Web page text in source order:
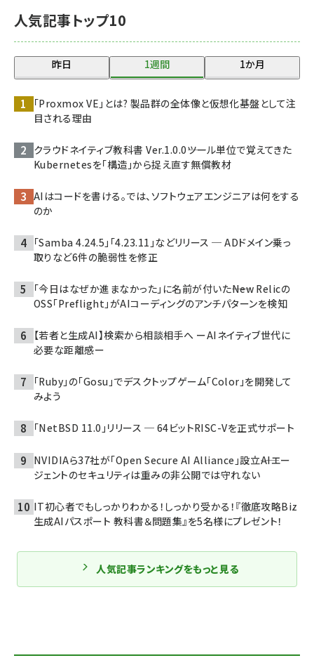
人気記事トップ10
昨日 1週間 1か月
「Proxmox VE」とは? 製品群の全体像と仮想化基盤として注
目される理由
クラウドネイティブ教科書 Ver.1.0.0――ツール単位で覚えてきた
Kubernetesを「構造」から捉え直す無償教材
AIはコードを書ける。では、ソフトウェアエンジニアは何をする
のか
「Samba 4.24.5」「4.23.11」などリリース ─ ADドメイン乗っ
取りなど6件の脆弱性を修正
「今日はなぜか進まなかった」に名前が付いた――New Relicの
OSS「Preflight」がAIコーディングのアンチパターンを検知
【若者と生成AI】検索から相談相手へ ーAIネイティブ世代に
必要な距離感ー
「Ruby」の「Gosu」でデスクトップゲーム「Color」を開発して
みよう
「NetBSD 11.0」リリース ─ 64ビットRISC-Vを正式サポート
NVIDIAら37社が「Open Secure AI Alliance」設立――AIエー
ジェントのセキュリティは重みの非公開では守れない
IT初心者でもしっかりわかる！しっかり受かる！『徹底攻略Biz
生成AIパスポート 教科書＆問題集』を5名様にプレゼント！
人気記事ランキングをもっと見る